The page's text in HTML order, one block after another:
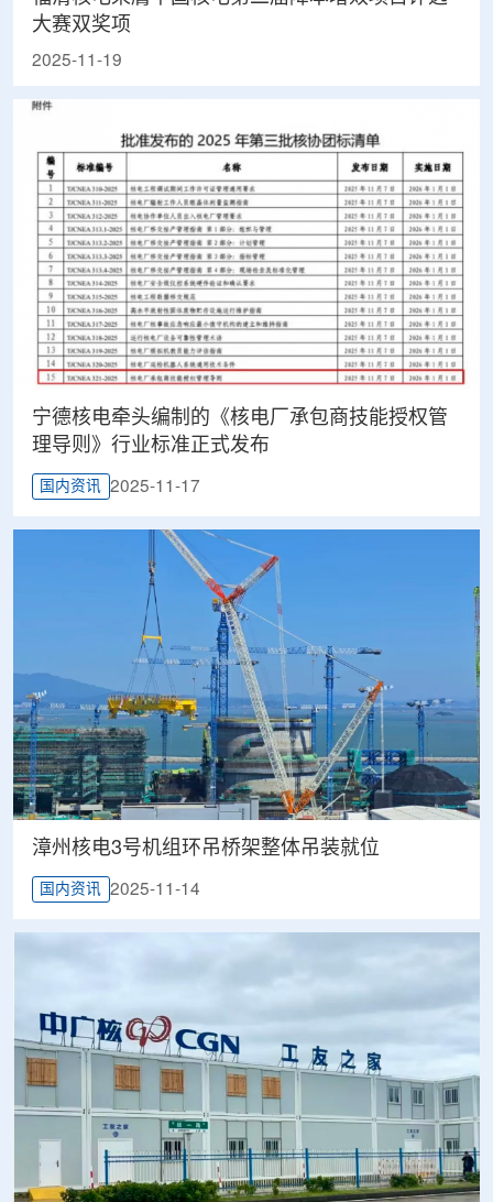
大赛双奖项
2025-11-19
宁德核电牵头编制的《核电厂承包商技能授权管
理导则》行业标准正式发布
国内资讯 2025-11-17
漳州核电3号机组环吊桥架整体吊装就位
国内资讯 2025-11-14